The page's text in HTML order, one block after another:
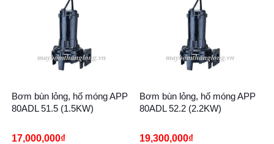
Bơm bùn lỏng, hố móng APP
80ADL 51.5 (1.5KW)
17,000,000₫
Bơm bùn lỏng, hố móng APP
80ADL 52.2 (2.2KW)
19,300,000₫